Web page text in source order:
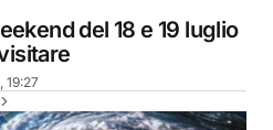
del 18 e 19 luglio
19:27